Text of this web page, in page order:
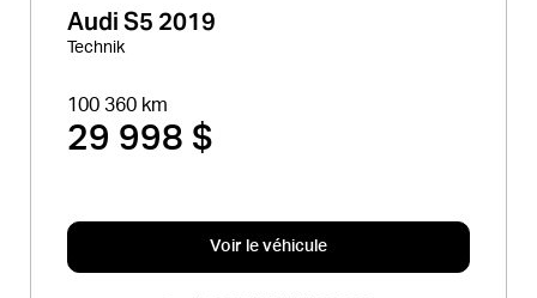
Audi S5 2019
Technik
100 360 km
29 998 $
Voir le véhicule